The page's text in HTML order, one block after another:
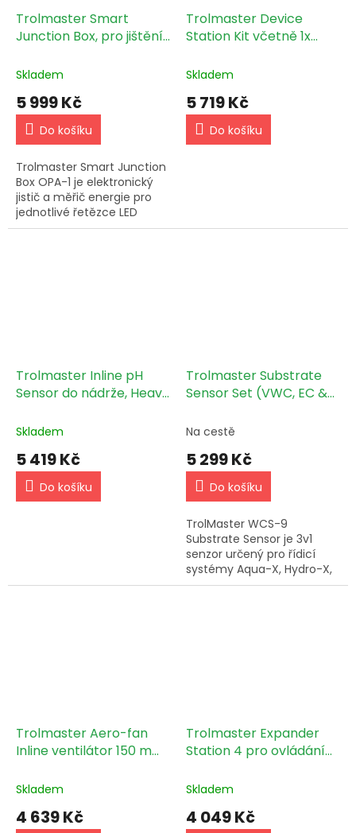
Trolmaster Smart
Junction Box, pro jištění
přetížení
Skladem
5 999 Kč
Do košíku
Trolmaster Smart Junction
Box OPA-1 je elektronický
jistič a měřič energie pro
jednotlivé řetězce LED
svítidel ThinkGrow v
Trolmaster Device
Station Kit včetně 1x
(4RS-2E)
Skladem
5 719 Kč
Do košíku
Trolmaster Inline pH
Sensor do nádrže, Heavy
Skladem
5 419 Kč
Do košíku
Trolmaster Substrate
Sensor Set (VWC, EC &
Na cestě
5 299 Kč
Do košíku
TrolMaster WCS-9
Substrate Sensor je 3v1
senzor určený pro řídicí
systémy Aqua-X, Hydro-X,
Tent-X a Green-X Control
Trolmaster Aero-fan
Inline ventilátor 150 mm
Skladem
4 639 Kč
Trolmaster Expander
Station 4 pro ovládání
Skladem
4 049 Kč